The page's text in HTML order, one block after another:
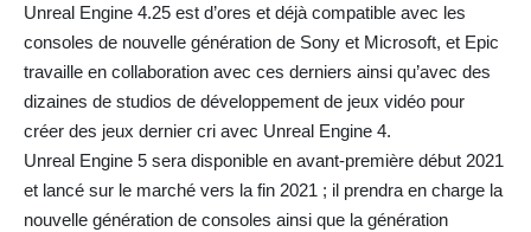
Unreal Engine 4.25 est d’ores et déjà compatible avec les
consoles de nouvelle génération de Sony et Microsoft, et Epic
travaille en collaboration avec ces derniers ainsi qu’avec des
dizaines de studios de développement de jeux vidéo pour
créer des jeux dernier cri avec Unreal Engine 4.
Unreal Engine 5 sera disponible en avant-première début 2021
et lancé sur le marché vers la fin 2021 ; il prendra en charge la
nouvelle génération de consoles ainsi que la génération